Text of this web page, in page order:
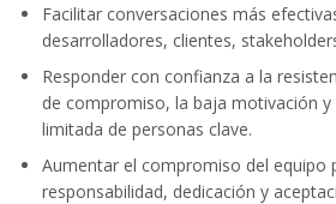
Facilitar conversaciones más
desarrolladores, clientes,
Responder con confianza a la
de compromiso, la baja motivación y
limitada de personas clave.
Aumentar el compromiso del equipo
responsabilidad, dedicación y